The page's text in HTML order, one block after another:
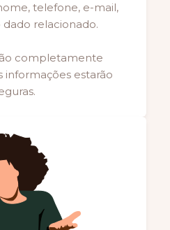
telefone, e-mail,
relacionado.
completamente
informações estarão